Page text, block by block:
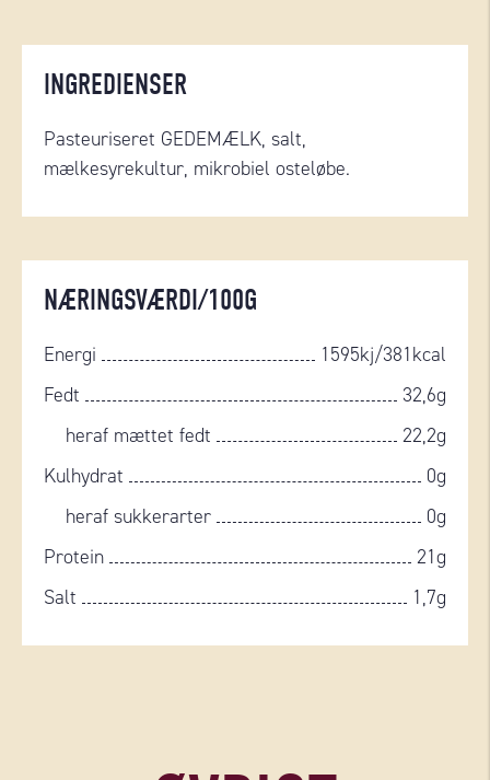
INGREDIENSER
Pasteuriseret GEDEMÆLK, salt,
mælkesyrekultur, mikrobiel osteløbe.
NÆRINGSVÆRDI/100G
Energi
1595kj/381kcal
Fedt
32,6g
heraf mættet fedt
22,2g
Kulhydrat
0g
heraf sukkerarter
0g
Protein
21g
Salt
1,7g